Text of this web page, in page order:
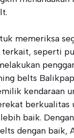
memeriksa
terkait, seperti
belts
kendaraan
berkualitas
baik.
dengan baik,